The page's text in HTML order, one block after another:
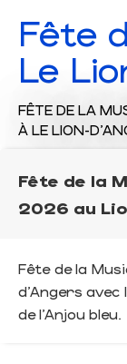
Fête
Le
FÊTE DE LA
À LE LION-
Fête de la
2026 au
Fête de la
d'Angers avec
de l'Anjou bleu.